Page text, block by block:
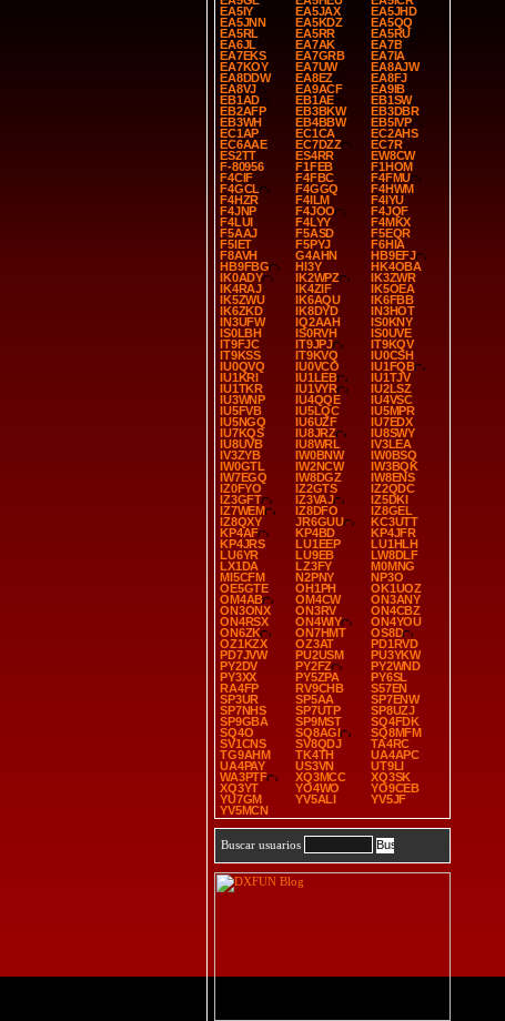
EA5IY
EA5JAX
EA5JHD
EA5JNN
EA5KDZ
EA5QQ
EA5RL
EA5RR
EA5RU
EA6JL
EA7AK
EA7B
EA7EKS
EA7GRB
EA7IA
EA7KOY
EA7UW
EA8AJW
EA8DDW
EA8EZ
EA8FJ
EA8VJ
EA9ACF
EA9IB
EB1AD
EB1AE
EB1SW
EB2AFP
EB3BKW
EB3DBR
EB3WH
EB4BBW
EB5IVP
EC1AP
EC1CA
EC2AHS
EC6AAE
EC7DZZ
EC7R
ES2TT
ES4RR
EW8CW
F-80956
F1FEB
F1HOM
F4CIF
F4FBC
F4FMU
F4GCL
F4GGQ
F4HWM
F4HZR
F4ILM
F4IYU
F4JNP
F4JOO
F4JQF
F4LUI
F4LYY
F4MKX
F5AAJ
F5ASD
F5EQR
F5IET
F5PYJ
F6HIA
F8AVH
G4AHN
HB9EFJ
HB9FBG
HI3Y
HK4OBA
IK0ADY
IK2WPZ
IK3ZWR
IK4RAJ
IK4ZIF
IK5OEA
IK5ZWU
IK6AQU
IK6FBB
IK6ZKD
IK8DYD
IN3HOT
IN3UFW
IQ2AAH
IS0KNY
IS0LBH
IS0RVH
IS0UVE
IT9FJC
IT9JPJ
IT9KQV
IT9KSS
IT9KVQ
IU0CSH
IU0QVQ
IU0VCO
IU1FQB
IU1KRI
IU1LEB
IU1TJV
IU1TKR
IU1VYR
IU2LSZ
IU3WNP
IU4QQE
IU4VSC
IU5FVB
IU5LQC
IU5MPR
IU5NGQ
IU6UZF
IU7EDX
IU7KQS
IU8JRZ
IU8SWY
IU8UVB
IU8WRL
IV3LEA
IV3ZYB
IW0BNW
IW0BSQ
IW0GTL
IW2NCW
IW3BQK
IW7EGQ
IW8DGZ
IW8ENS
IZ0FYO
IZ2GTS
IZ2QDC
IZ3GFT
IZ3VAJ
IZ5DKI
IZ7WEM
IZ8DFO
IZ8GEL
IZ8QXY
JR6GUU
KC3UTT
KP4AF
KP4BD
KP4JFR
KP4JRS
LU1EEP
LU1HLH
LU6YR
LU9EB
LW8DLF
LX1DA
LZ3FY
M0MNG
MI5CFM
N2PNY
NP3O
OE5GTE
OH1PH
OK1UOZ
OM4AB
OM4CW
ON3ANY
ON3ONX
ON3RV
ON4CBZ
ON4RSX
ON4WIY
ON4YOU
ON6ZK
ON7HMT
OS8D
OZ1KZX
OZ3AT
PD1RVD
PD7JVW
PU2USM
PU3YKW
PY2DV
PY2FZ
PY2WND
PY3XX
PY5ZPA
PY6SL
RA4FP
RV9CHB
S57EN
SP3UR
SP5AA
SP7ENW
SP7NHS
SP7UTP
SP8UZJ
SP9GBA
SP9MST
SQ4FDK
SQ4O
SQ8AGI
SQ8MFM
SV1CNS
SV8QDJ
TA4RC
TG9AHM
TK4TH
UA4APC
UA4PAY
US3VN
UT9LI
WA3PTF
XQ3MCC
XQ3SK
XQ3YT
YO4WO
YO9CEB
YU7GM
YV5ALI
YV5JF
YV5MCN
Buscar usuarios